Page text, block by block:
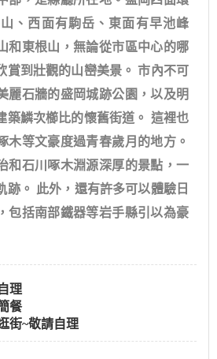
、西面有駒岳、東面有早池峰
和東根山，無論從市區中心的哪
賞到壯觀的山巒美景。 市內不可
麗石牆的盛岡城跡公園，以及明
築鱗次櫛比的懷舊街道。 這裡也
木等文豪度過青春歲月的地方。
和石川啄木淵源深厚的景點，一
跡。 此外，還有許多可以體驗日
包括南部鐵器等岩手縣引以為豪
理
餐
街~敬請自理